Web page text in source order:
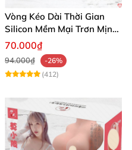
Vòng Kéo Dài Thời Gian
Silicon Mềm Mại Trơn Mịn
Tăng Khoái Cảm
70.000₫
94.000₫
-26%
(412)